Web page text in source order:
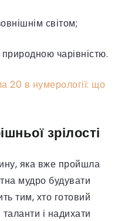
світом;
чарівністю.
20 в нумерології: що
зрілості
яка вже пройшла
мудро будувати
тим, хто готовий
і надихати